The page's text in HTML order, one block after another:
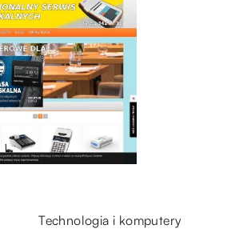
Technologia i komputery